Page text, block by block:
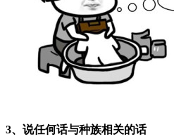
3、说任何话与种族相关的话